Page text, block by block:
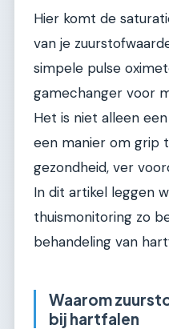
Hier komt de
van je
simpele pulse
gamechanger voor
Het is niet alleen
een manier om grip
gezondheid, ver
In dit artikel leggen
thuismonitoring zo
behandeling van
Waarom
bij hartfalen